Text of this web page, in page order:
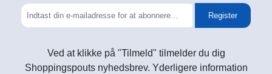
Register
Ved at klikke på "Tilmeld" tilmelder du dig
Shoppingspouts nyhedsbrev. Yderligere information